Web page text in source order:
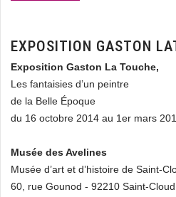
EXPOSITION GASTON
Exposition Gaston La Touche,
Les fantaisies d’un peintre
de la Belle Époque
du 16 octobre 2014 au 1er mars
Musée des Avelines
Musée d’art et d’histoire de Saint-
60, rue Gounod - 92210 Saint-Cloud